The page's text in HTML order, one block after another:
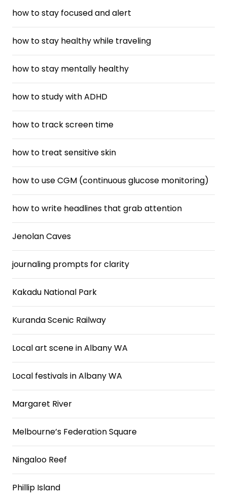
how to stay focused and alert
how to stay healthy while traveling
how to stay mentally healthy
how to study with ADHD
how to track screen time
how to treat sensitive skin
how to use CGM (continuous glucose monitoring)
how to write headlines that grab attention
Jenolan Caves
journaling prompts for clarity
Kakadu National Park
Kuranda Scenic Railway
Local art scene in Albany WA
Local festivals in Albany WA
Margaret River
Melbourne’s Federation Square
Ningaloo Reef
Phillip Island